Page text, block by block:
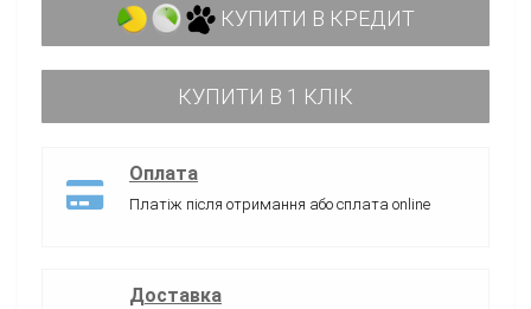
КУПИТИ В КРЕДИТ
КУПИТИ В 1 КЛІК
Оплата
Платіж після отримання або сплата online
Доставка